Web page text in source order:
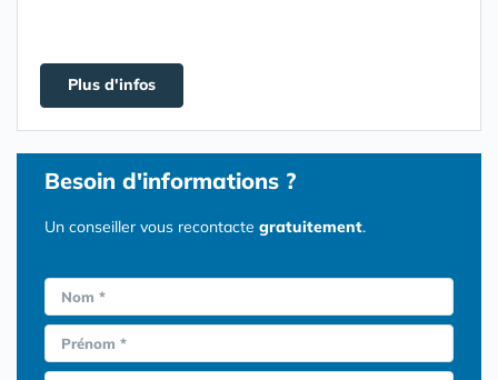
Plus d'infos
Besoin d'informations ?
Un conseiller vous recontacte gratuitement.
Nom *
Prénom *